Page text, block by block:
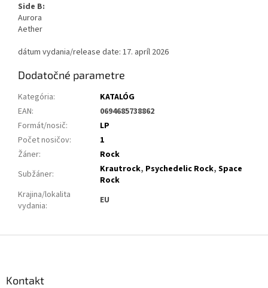
Side B:
Aurora
Aether
dátum vydania/release date: 17. apríl 2026
Dodatočné parametre
Kategória:
KATALÓG
EAN:
0694685738862
Formát/nosič:
LP
Počet nosičov:
1
Žáner:
Rock
Subžáner: Krautrock, Psychedelic Rock, Space
Rock
Krajina/lokalita
vydania: EU
Kontakt